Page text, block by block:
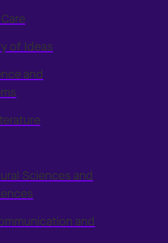
of Ideas
and
Sciences and
and